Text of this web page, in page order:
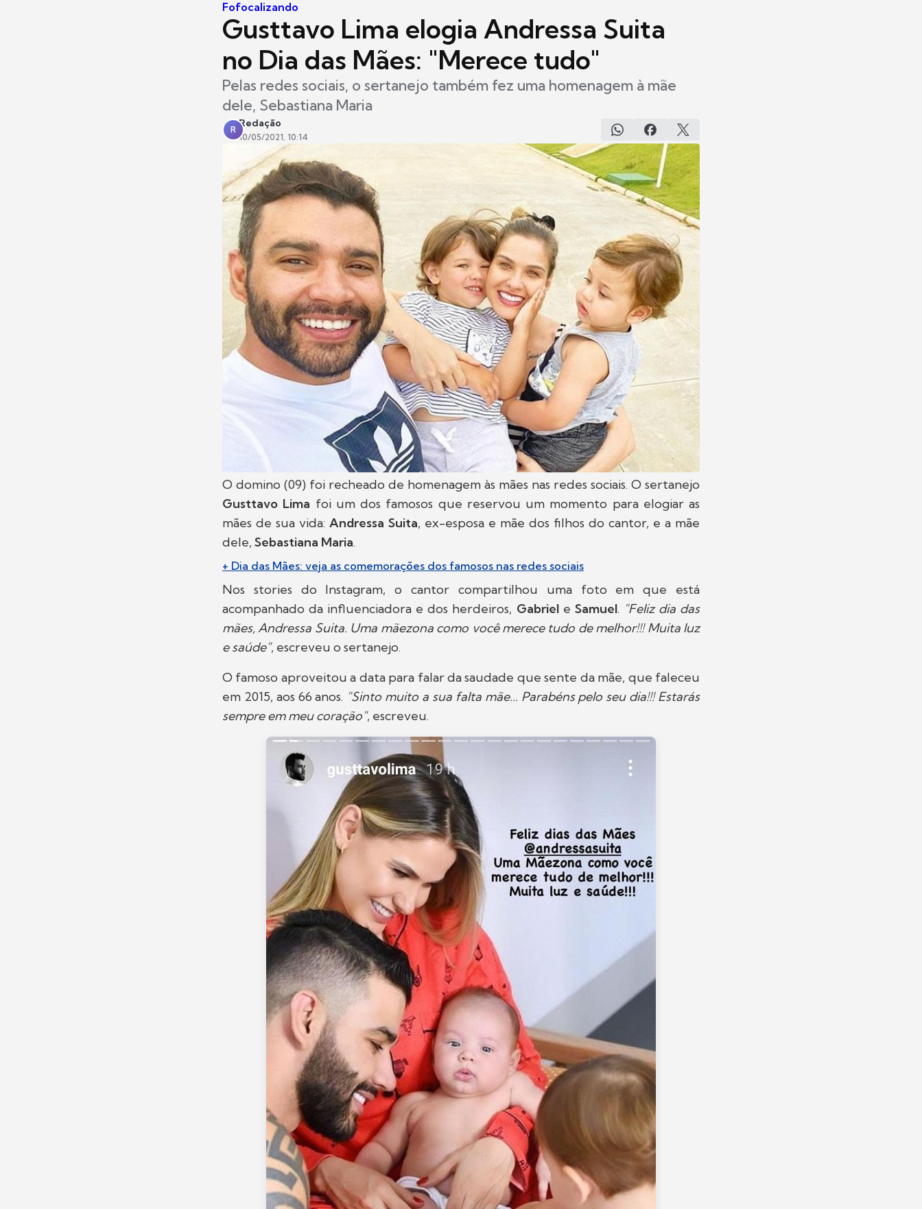
Fofocalizando
Gusttavo Lima elogia Andressa Suita
no Dia das Mães: "Merece tudo"
Pelas redes sociais, o sertanejo também fez uma homenagem à mãe
dele, Sebastiana Maria
R
Redação
10/05/2021, 10:14
O domino (09) foi recheado de homenagem às mães nas redes sociais. O sertanejo
Gusttavo Lima foi um dos famosos que reservou um momento para elogiar as
mães de sua vida: Andressa Suita, ex-esposa e mãe dos filhos do cantor, e a mãe
dele, Sebastiana Maria.
+ Dia das Mães: veja as comemorações dos famosos nas redes sociais
Nos stories do Instagram, o cantor compartilhou uma foto em que está
acompanhado da influenciadora e dos herdeiros, Gabriele Samuel. "Feliz dia das
mães, Andressa Suita. Uma mãezona como você merece tudo de melhor!!! Muita luz
e saúde", escreveu o sertanejo.
O famoso aproveitou a data para falar da saudade que sente da mãe, que faleceu
em 2015, aos 66 anos. "Sinto muito a sua falta mãe... Parabéns pelo seu dia!!! Estarás
sempre em meu coração", escreveu.